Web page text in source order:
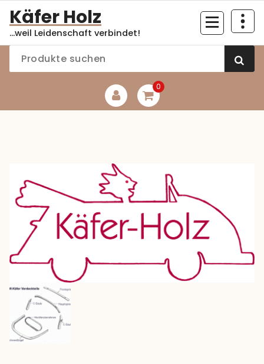
Inhalt
springen
Käfer Holz
...weil Leidenschaft verbindet!
0